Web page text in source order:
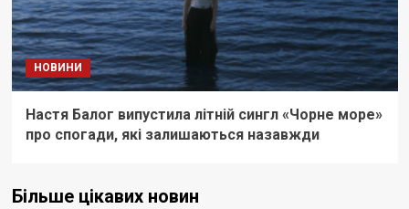
НОВИНИ
Настя Балог випустила літній сингл «Чорне море»
про спогади, які залишаються назавжди
Більше цікавих новин